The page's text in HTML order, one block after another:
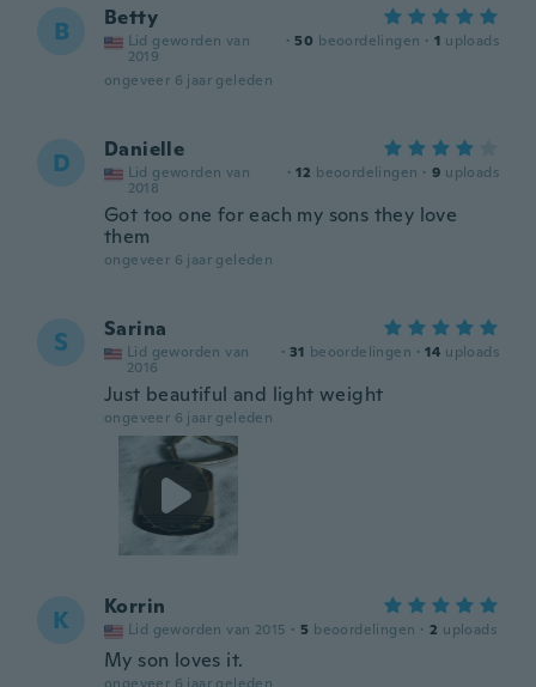
B Betty
Lid geworden van
2019
· 50 beoordelingen · 1 uploads
ongeveer 6 jaar geleden
D Danielle
Lid geworden van
2018
· 12 beoordelingen · 9 uploads
Got too one for each my sons they love
them
ongeveer 6 jaar geleden
S Sarina
Lid geworden van
2016
· 31 beoordelingen · 14 uploads
Just beautiful and light weight
ongeveer 6 jaar geleden
K Korrin
Lid geworden van 2015 · 5 beoordelingen · 2 uploads
My son loves it.